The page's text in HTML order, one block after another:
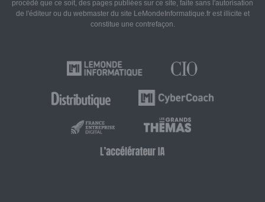
procédé que ce soit, des pages publiées sur ce site, faite sans l'autorisation
de l'éditeur ou du webmaster du site LeMondeInformatique.fr est illicite et
constitue une contrefaçon.